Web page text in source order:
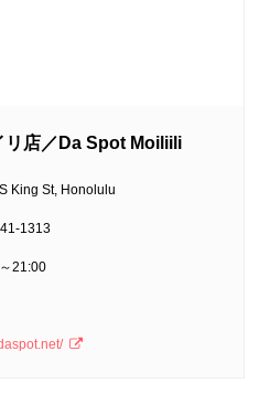
店／Da Spot Moiliili
King St, Honolulu
1313
21:00